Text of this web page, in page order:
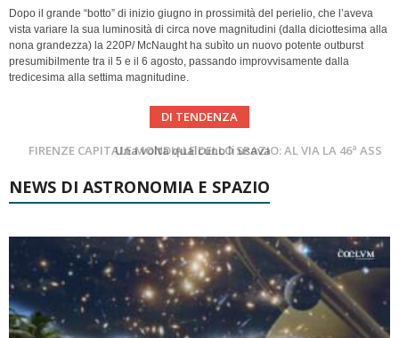
Dopo il grande “botto” di inizio giugno in prossimità del perielio, che l’aveva
vista variare la sua luminosità di circa nove magnitudini (dalla diciottesima alla
nona grandezza) la 220P/ McNaught ha subìto un nuovo potente outburst
presumibilmente tra il 5 e il 6 agosto, passando improvvisamente dalla
tredicesima alla settima magnitudine.
DI TENDENZA
FIRENZE CAPITALE MONDIALE DELLO SPAZIO: AL VIA LA 46ª ASSEMBLEA SCIENTIFICA DEL COSPAR
Cielo del Mese di Agosto 2026
NEWS DI ASTRONOMIA E SPAZIO